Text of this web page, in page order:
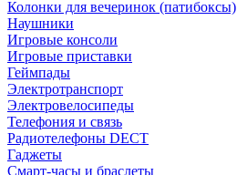
Колонки для вечеринок (патибоксы)
Наушники
Игровые консоли
Игровые приставки
Геймпады
Электротранспорт
Электровелосипеды
Телефония и связь
Радиотелефоны DECT
Гаджеты
Смарт-часы и браслеты